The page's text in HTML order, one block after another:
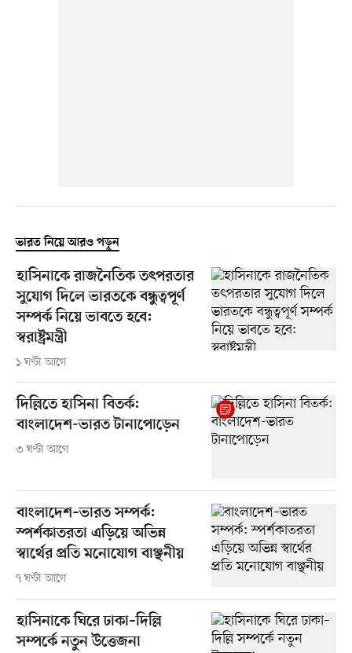
ভারত নিয়ে আরও পড়ুন
হাসিনাকে রাজনৈতিক তৎপরতার
সুযোগ দিলে ভারতকে বন্ধুত্বপূর্ণ
সম্পর্ক নিয়ে ভাবতে হবে:
স্বরাষ্ট্রমন্ত্রী
১ ঘণ্টা আগে
দিল্লিতে হাসিনা বিতর্ক:
বাংলাদেশ-ভারত টানাপোড়েন
৩ ঘণ্টা আগে
বাংলাদেশ–ভারত সম্পর্ক:
স্পর্শকাতরতা এড়িয়ে অভিন্ন
স্বার্থের প্রতি মনোযোগ বাঞ্ছনীয়
৭ ঘণ্টা আগে
হাসিনাকে ঘিরে ঢাকা–দিল্লি
সম্পর্কে নতুন উত্তেজনা